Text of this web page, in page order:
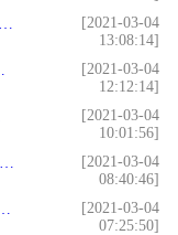
[2021-03-04
13:08:14]
[2021-03-04
12:12:14]
[2021-03-04
10:01:56]
[2021-03-04
08:40:46]
[2021-03-04
07:25:50]